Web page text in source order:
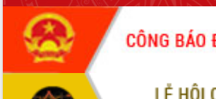
Gặp mặt các cơ quan báo chí nhân Kỷ
niệm 101 năm Ngày Báo chí Cách
mạng Việt Nam
Đắk Lắk sơ kết 4 năm triển khai thực
hiện Đề án 06 của Chính phủ